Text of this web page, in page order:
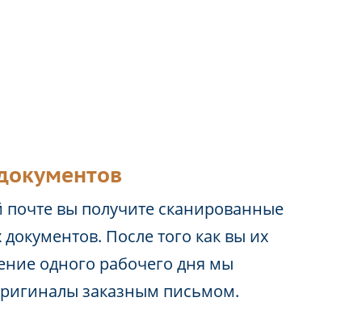
почте вы получите сканированные
После того как вы их
одного рабочего дня мы
заказным письмом.